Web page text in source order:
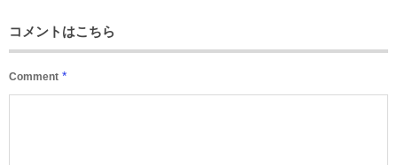
コメントはこちら
Comment *